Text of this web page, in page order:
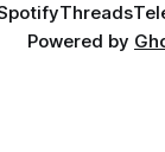
Threads
Powered by